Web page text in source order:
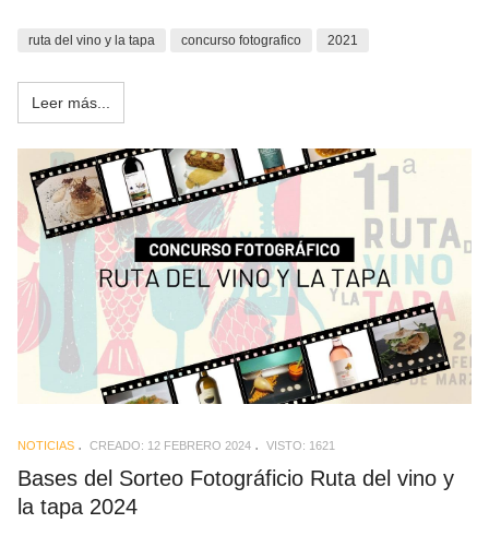
ruta del vino y la tapa concurso fotografico 2021
Leer más...
NOTICIAS CREADO: 12 FEBRERO 2024 VISTO: 1621
Bases del Sorteo Fotográficio Ruta del vino y
la tapa 2024